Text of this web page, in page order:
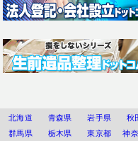
北海道 青森県 岩手県 秋
群馬県
栃木県 東京都 神